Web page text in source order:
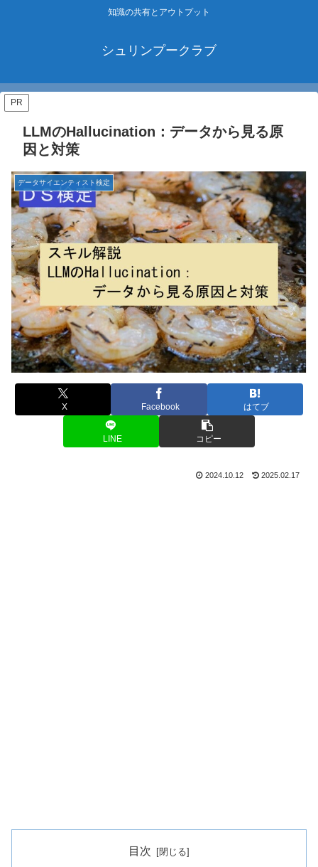
知識の共有とアウトプット
シュリンプークラブ
PR
LLMのHallucination：データから見る原
因と対策
データサイエンティスト検定
X Facebook はてブ
LINE コピー
2024.10.12 2025.02.17
目次